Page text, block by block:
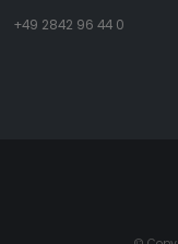
+49 2842 96 44 0